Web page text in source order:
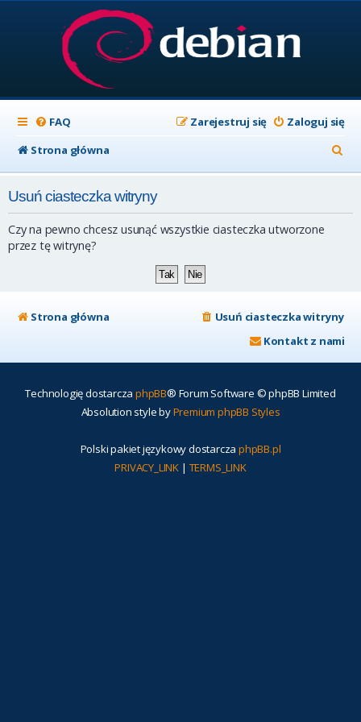
FAQ Zaloguj się
Zarejestruj się
Strona główna
z
Usuń ciasteczka witryny
Czy na pewno chcesz usunąć wszystkie ciasteczka utworzone
przez tę witrynę?
Strona główna
Usuń ciasteczka witryny
Kontakt z nami
Technologię dostarcza phpBB® Forum Software © phpBB Limited
Absolution style byPremium phpBB Styles
Polski pakiet językowy dostarcza phpBB.pl
PRIVACY_LINK | TERMS_LINK